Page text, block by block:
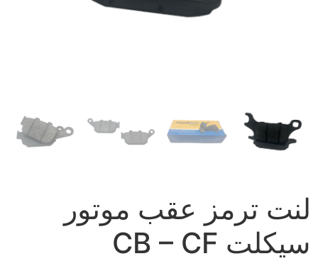
لنت ترمز عقب موتور
سیکلت CB – CF